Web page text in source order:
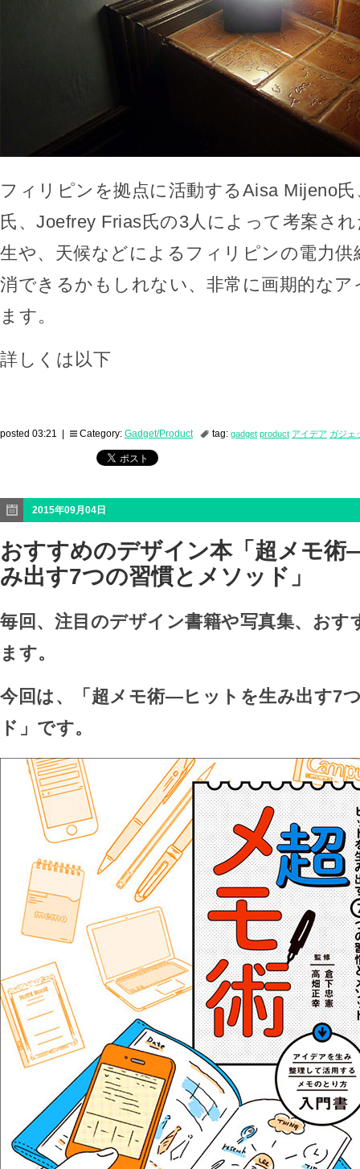
フィリピンを拠点に活動するAisa Mijeno
氏、Joefrey Frias氏の3人によって考案さ
生や、天候などによるフィリピンの電力供
消できるかもしれない、非常に画期的な
ます。
詳しくは以下
posted 03:21 | Category: Gadget/Product tag: gadget product アイデア ガジェ
2015年09月04日
おすすめのデザイン本「超メモ
み出す7つの習慣とメソッド」
毎回、注目のデザイン書籍や写真集、おす
ます。
今回は、「超メモ術—ヒットを生み出す7
ド」です。